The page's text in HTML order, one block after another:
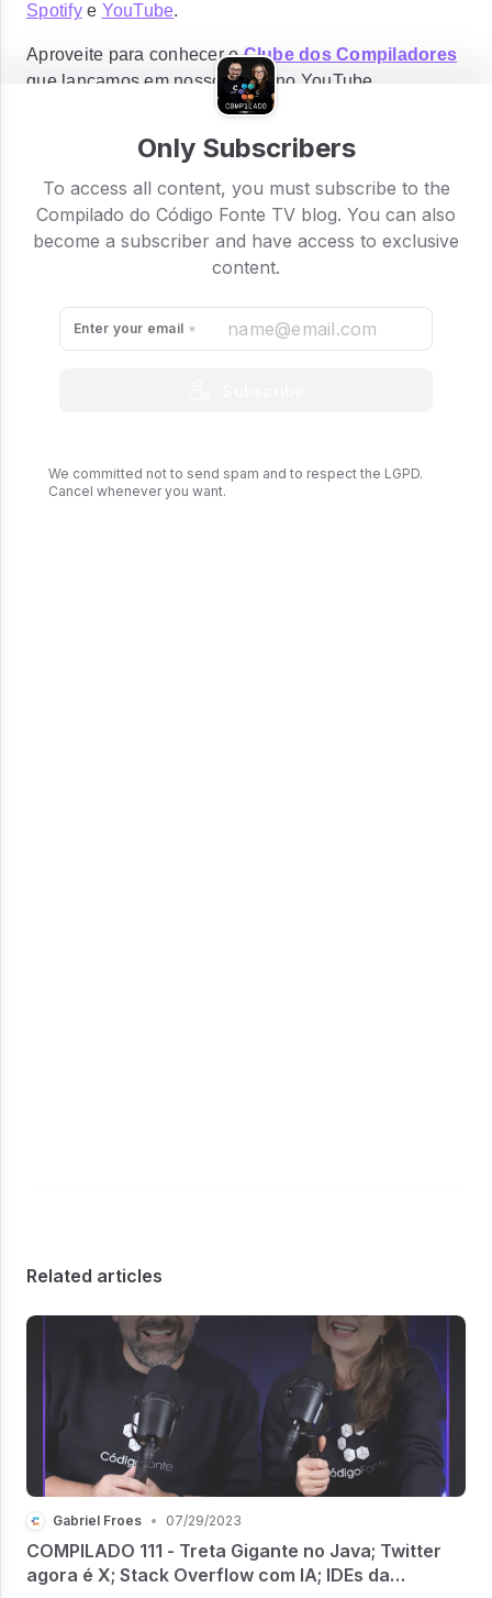
Spotifye YouTube.
Aproveite para conhecer oClube dos Compiladores
que lançamos em nosso canal no YouTube.
Only Subscribers
To access all content, you must subscribe to the
Compilado do Código Fonte TV blog. You can also
become a subscriber and have access to exclusive
content.
Enter your email
We committed not to send spam and to respect the LGPD.
Cancel whenever you want.
Related articles
Gabriel Froes • 07/29/2023
COMPILADO 111 - Treta Gigante no Java; Twitter
agora é X; Stack Overflow com IA; IDEs da